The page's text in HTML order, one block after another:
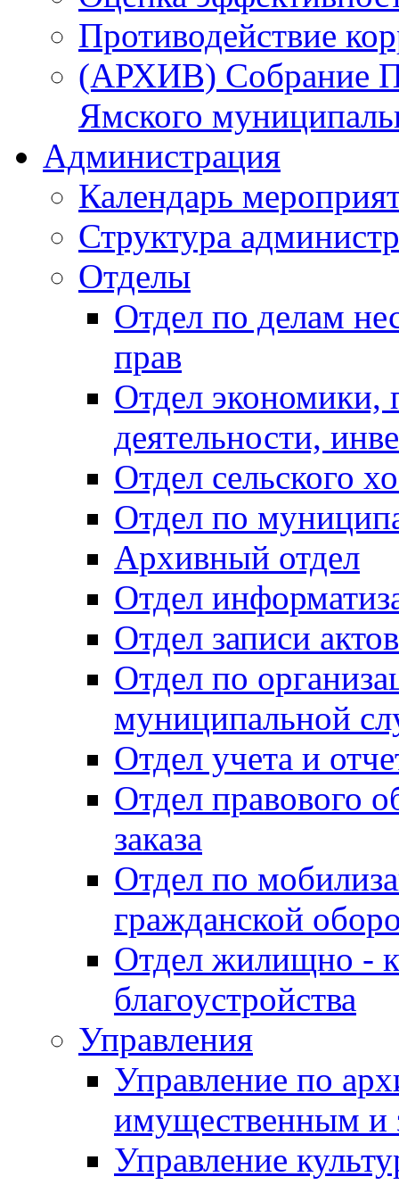
Противодействие
(АРХИВ) Собрание
Ямского
Администрация
Календарь
Структура
Отделы
Отдел по делам
прав
Отдел экономики,
деятельности,
Отдел сельского
Отдел по
Архивный отдел
Отдел
Отдел записи
Отдел по
муниципальной
Отдел учета и
Отдел правового
заказа
Отдел по
гражданской
Отдел жилищно -
благоустройства
Управления
Управление по
имущественным и
Управление